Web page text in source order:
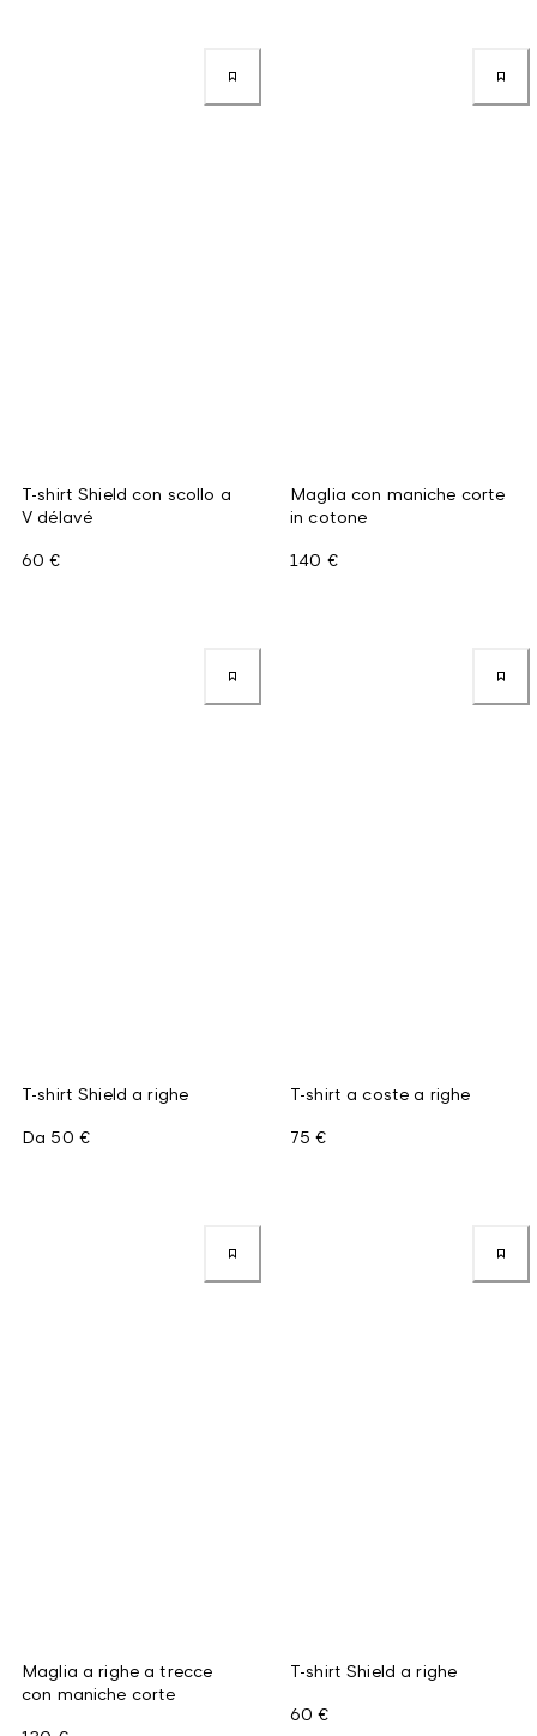
T-shirt Shield con scollo a
V délavé
60 €
Maglia con maniche corte
in cotone
140 €
T-shirt Shield a righe
Da 50 €
T-shirt a coste a righe
75 €
Maglia a righe a trecce
con maniche corte
T-shirt Shield a righe
60 €